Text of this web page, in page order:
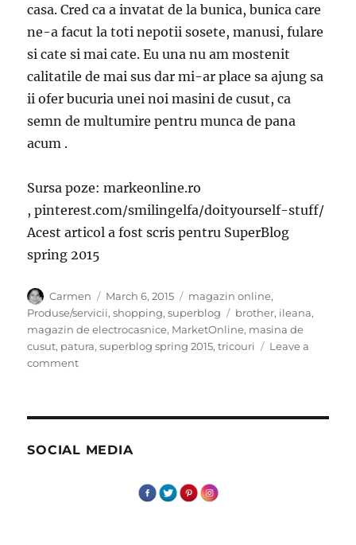
casa. Cred ca a invatat de la bunica, bunica care
ne-a facut la toti nepotii sosete, manusi, fulare
si cate si mai cate. Eu una nu am mostenit
calitatile de mai sus dar mi-ar place sa ajung sa
ii ofer bucuria unei noi masini de cusut, ca
semn de multumire pentru munca de pana
acum .
Sursa poze: markeonline.ro
, pinterest.com/smilingelfa/doityourself-stuff/
Acest articol a fost scris pentru SuperBlog
spring 2015
Author
Carmen
Posted
on
March 6, 2015 Categories
magazin online,
Produse/servicii,shopping,superblog Tags
brother, ileana,
magazin de electrocasnice, MarketOnline, masina de
cusut, patura,superblog spring 2015,tricouri
Leave a
commenton
SOCIAL MEDIA